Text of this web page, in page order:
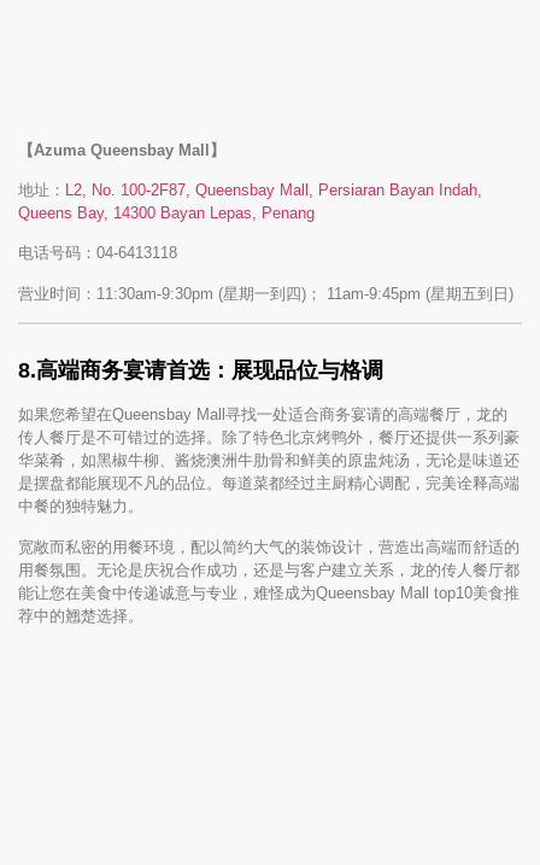
【Azuma Queensbay Mall】
地址：
L2, No. 100-2F87, Queensbay Mall, Persiaran Bayan Indah,
Queens Bay, 14300 Bayan Lepas, Penang
电话号码：04-6413118
营业时间：11:30am-9:30pm (星期一到四)； 11am-9:45pm (星期五到日)
8.高端商务宴请首选：展现品位与格调
如果您希望在Queensbay Mall寻找一处适合商务宴请的高端餐厅，龙的
传人餐厅是不可错过的选择。除了特色北京烤鸭外，餐厅还提供一系列豪
华菜肴，如黑椒牛柳、酱烧澳洲牛肋骨和鲜美的原盅炖汤，无论是味道还
是摆盘都能展现不凡的品位。每道菜都经过主厨精心调配，完美诠释高端
中餐的独特魅力。
宽敞而私密的用餐环境，配以简约大气的装饰设计，营造出高端而舒适的
用餐氛围。无论是庆祝合作成功，还是与客户建立关系，龙的传人餐厅都
能让您在美食中传递诚意与专业，难怪成为Queensbay Mall top10美食推
荐中的翘楚选择。